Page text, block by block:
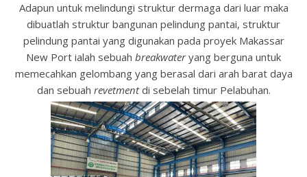
Adapun untuk melindungi struktur dermaga dari luar maka
dibuatlah struktur bangunan pelindung pantai, struktur
pelindung pantai yang digunakan pada proyek Makassar
New Port ialah sebuah breakwateryang berguna untuk
memecahkan gelombang yang berasal dari arah barat daya
dan sebuah revetmentdi sebelah timur Pelabuhan.